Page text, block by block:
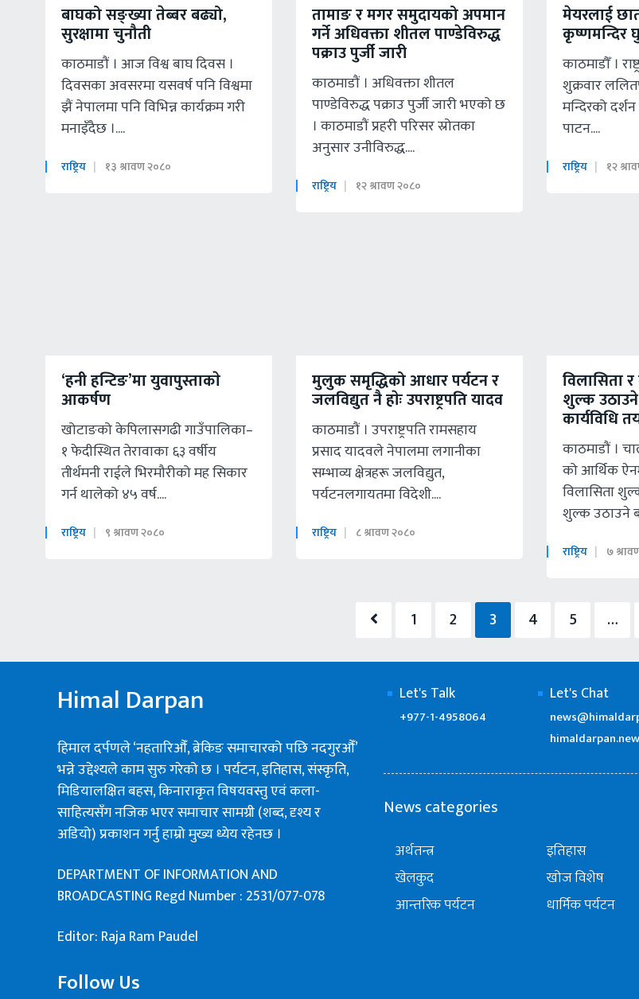
बाघको सङ्ख्या तेब्बर बढ्यो,
सुरक्षामा चुनौती
काठमाडौं । आज विश्व बाघ दिवस ।
दिवसका अवसरमा यसवर्ष पनि विश्वमा
झैं नेपालमा पनि विभिन्न कार्यक्रम गरी
मनाइँदैछ ।....
राष्ट्रिय १३ श्रावण २०८०
तामाङ र मगर समुदायको अपमान
गर्ने अधिवक्ता शीतल पाण्डेविरुद्ध
पक्राउ पुर्जी जारी
काठमाडौं । अधिवक्ता शीतल
पाण्डेविरुद्ध पक्राउ पुर्जी जारी भएको छ
। काठमाडौं प्रहरी परिसर स्रोतका
अनुसार उनीविरुद्ध....
राष्ट्रिय १२ श्रावण २०८०
मेयरलाई
कृष्णमन्दिर
काठमाडौँ ।
शुक्रवार
मन्दिरको
पाटन....
राष्ट्रिय १२
‘हनी हन्टिङ’मा युवापुस्ताकाे
आकर्षण
खोटाङको केपिलासगढी गाउँपालिका–
१ फेदीस्थित तेरावाका ६३ वर्षीय
तीर्थमनी राईले भिरमौरीको मह सिकार
गर्न थालेको ४५ वर्ष....
राष्ट्रिय ९ श्रावण २०८०
मुलुक समृद्धिको आधार पर्यटन र
जलविद्युत नै हाेः उपराष्ट्रपति यादव
काठमाडौं । उपराष्ट्रपति रामसहाय
प्रसाद यादवले नेपालमा लगानीका
सम्भाव्य क्षेत्रहरू जलविद्युत,
पर्यटनलगायतमा विदेशी....
राष्ट्रिय ८ श्रावण २०८०
विलासिता
शुल्क
कार्यविधि
काठमाडौं ।
को आर्थिक
विलासिता
शुल्क उठाउने
राष्ट्रिय ७
1 2 3 4 5 …
Himal Darpan
हिमाल दर्पणले ‘नहतारिऔँ, ब्रेकिङ समाचारको पछि नदगुरऔँ’
भन्ने उद्देश्यले काम सुरु गरेको छ । पर्यटन, इतिहास, संस्कृति,
मिडियालक्षित बहस, किनाराकृत विषयवस्तु एवं कला-
साहित्यसँग नजिक भएर समाचार सामग्री (शब्द, दृश्य र
अडियो) प्रकाशन गर्नु हाम्रो मुख्य ध्येय रहेनछ ।
DEPARTMENT OF INFORMATION AND
BROADCASTING Regd Number : 2531/077-078
Editor: Raja Ram Paudel
Follow Us
Let's Talk
+977-1-4958064
Let's Chat
News categories
अर्थतन्त्र
इतिहास
खेलकुद
खोज विशेष
आन्तरिक पर्यटन
धार्मिक पर्यटन